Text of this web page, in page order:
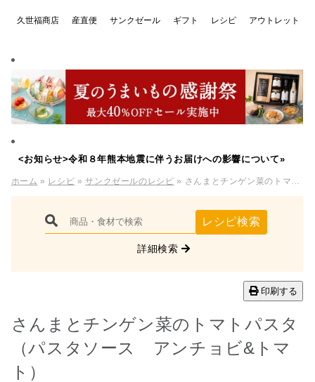
久世福商店 産直便 サンクゼール ギフト レシピ アウトレット
<お知らせ>令和８年熊本地震に伴うお届けへの影響について»
ホーム » レシピ »サンクゼールのレシピ » さんまとチンゲン菜のトマトパスタ（パスタソース アンチョビ&トマト）
レシピ検索
詳細検索
印刷する
さんまとチンゲン菜のトマトパスタ
（パスタソース アンチョビ&トマ
ト）